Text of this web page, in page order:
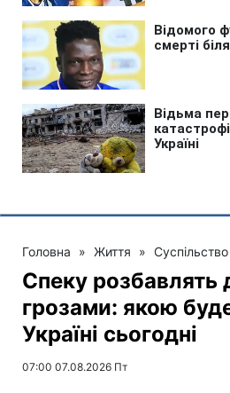
Головна » Життя » Суспільство
Спеку розбавлять
грозами: якою
Україні сьогодні
07:00 07.08.2026 Пт